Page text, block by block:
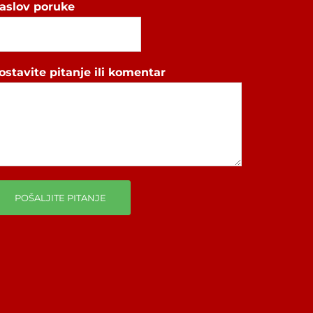
poruke
pitanje ili komentar
POŠALJITE PITANJE